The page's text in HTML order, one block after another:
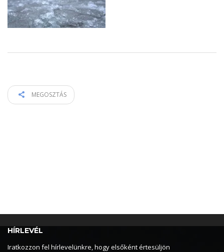
MEGOSZTÁS
HÍRLEVÉL
Iratkozzon fel hírlevelünkre, hogy elsőként értesüljön